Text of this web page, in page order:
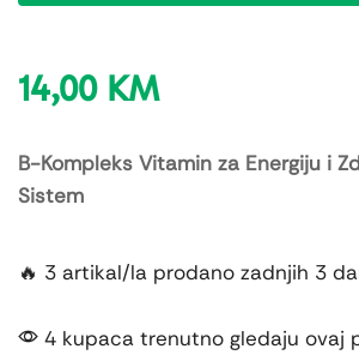
14,00 KM
B-Kompleks Vitamin za Energiju i
Sistem
🔥 3 artikal/la prodano zadnjih 3
4 kupaca trenutno gledaju ovaj